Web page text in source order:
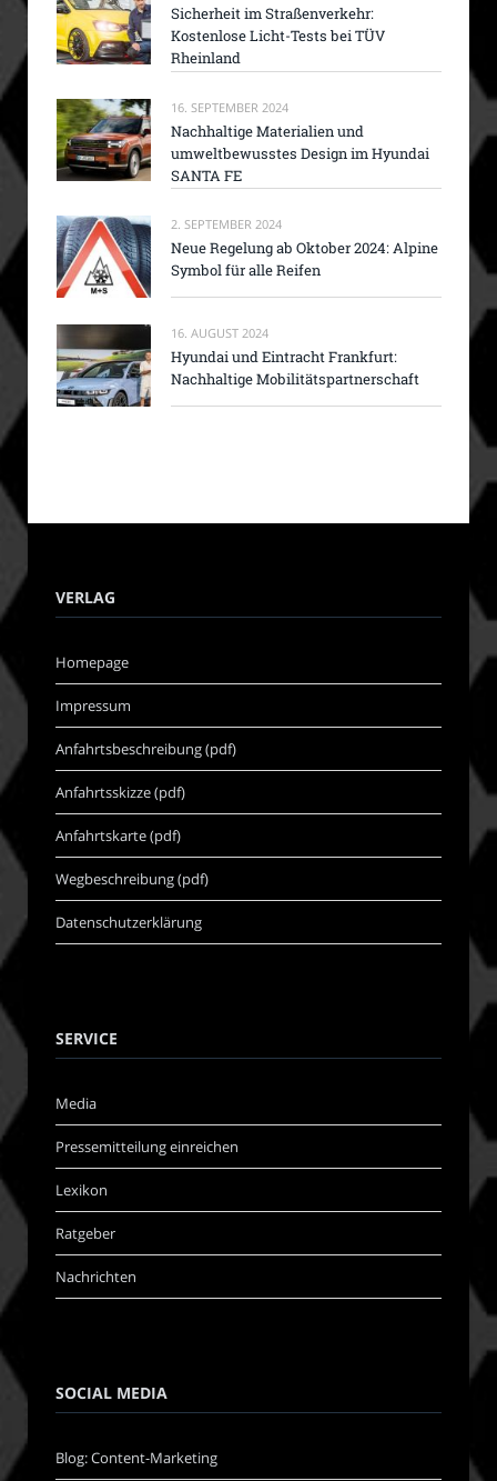
Sicherheit im Straßenverkehr:
Kostenlose Licht-Tests bei TÜV
Rheinland
16. SEPTEMBER 2024
Nachhaltige Materialien und
umweltbewusstes Design im Hyundai
SANTA FE
2. SEPTEMBER 2024
Neue Regelung ab Oktober 2024: Alpine
Symbol für alle Reifen
16. AUGUST 2024
Hyundai und Eintracht Frankfurt:
Nachhaltige Mobilitätspartnerschaft
VERLAG
Homepage
Impressum
Anfahrtsbeschreibung (pdf)
Anfahrtsskizze (pdf)
Anfahrtskarte (pdf)
Wegbeschreibung (pdf)
Datenschutzerklärung
SERVICE
Media
Pressemitteilung einreichen
Lexikon
Ratgeber
Nachrichten
SOCIAL MEDIA
Blog: Content-Marketing